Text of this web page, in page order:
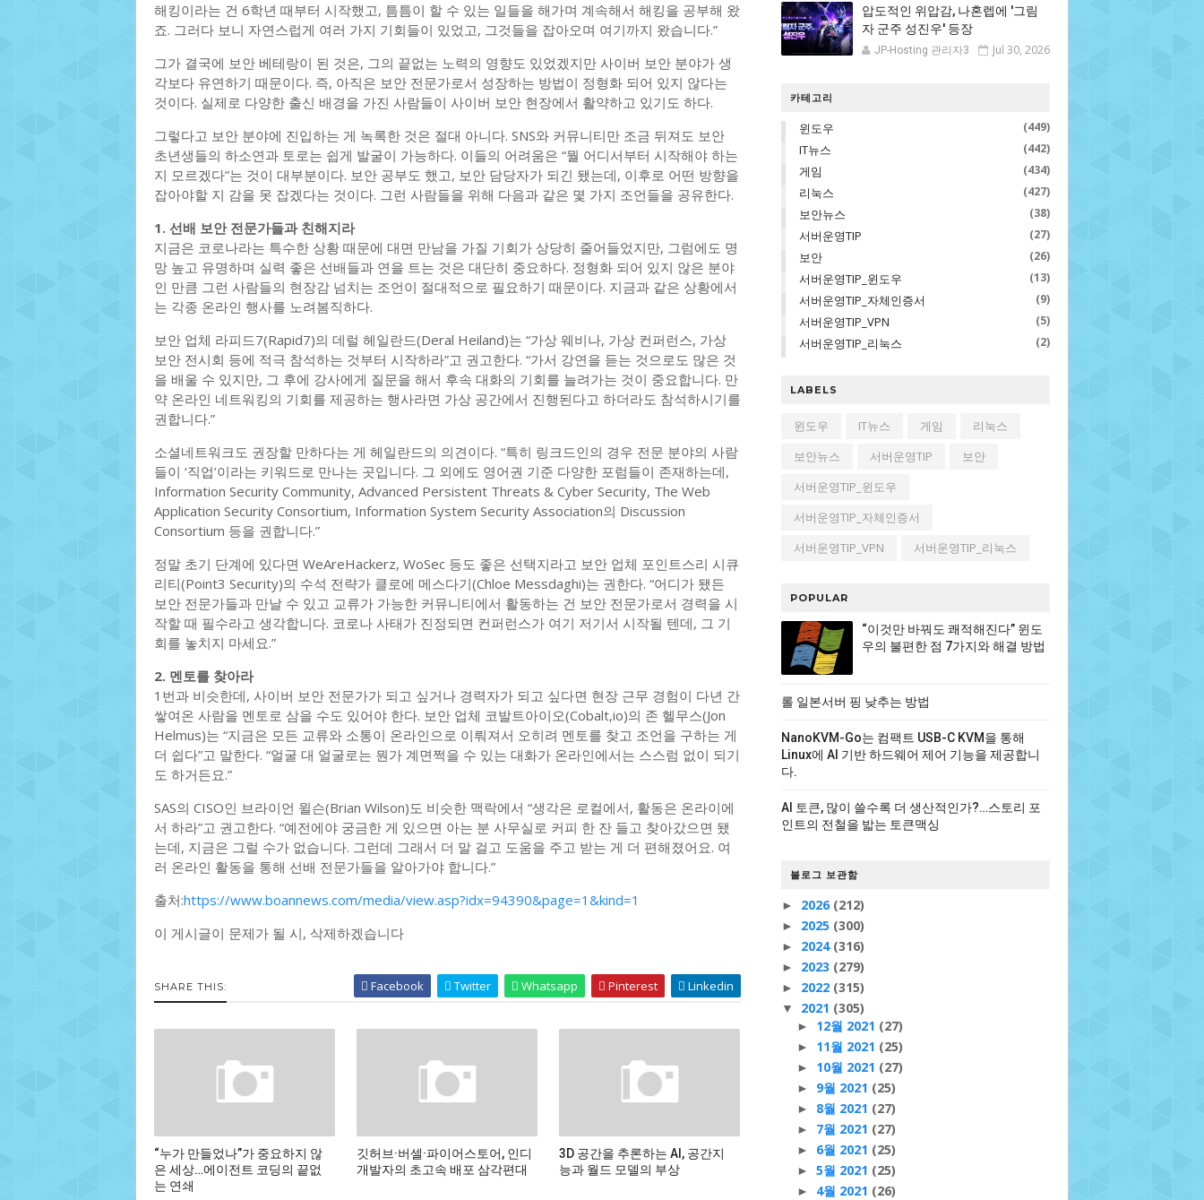
해킹이라는 건 6학년 때부터 시작했고, 틈틈이 할 수 있는 일들을 해가며 계속해서 해킹을 공부해 왔
죠. 그러다 보니 자연스럽게 여러 가지 기회들이 있었고, 그것들을 잡아오며 여기까지 왔습니다.”
그가 결국에 보안 베테랑이 된 것은, 그의 끝없는 노력의 영향도 있었겠지만 사이버 보안 분야가 생
각보다 유연하기 때문이다. 즉, 아직은 보안 전문가로서 성장하는 방법이 정형화 되어 있지 않다는
것이다. 실제로 다양한 출신 배경을 가진 사람들이 사이버 보안 현장에서 활약하고 있기도 하다.
그렇다고 보안 분야에 진입하는 게 녹록한 것은 절대 아니다. SNS와 커뮤니티만 조금 뒤져도 보안
초년생들의 하소연과 토로는 쉽게 발굴이 가능하다. 이들의 어려움은 “뭘 어디서부터 시작해야 하는
지 모르겠다”는 것이 대부분이다. 보안 공부도 했고, 보안 담당자가 되긴 됐는데, 이후로 어떤 방향을
잡아야할 지 감을 못 잡겠다는 것이다. 그런 사람들을 위해 다음과 같은 몇 가지 조언들을 공유한다.
1. 선배 보안 전문가들과 친해지라
지금은 코로나라는 특수한 상황 때문에 대면 만남을 가질 기회가 상당히 줄어들었지만, 그럼에도 명
망 높고 유명하며 실력 좋은 선배들과 연을 트는 것은 대단히 중요하다. 정형화 되어 있지 않은 분야
인 만큼 그런 사람들의 현장감 넘치는 조언이 절대적으로 필요하기 때문이다. 지금과 같은 상황에서
는 각종 온라인 행사를 노려봄직하다.
보안 업체 라피드7(Rapid7)의 데럴 헤일란드(Deral Heiland)는 “가상 웨비나, 가상 컨퍼런스, 가상
보안 전시회 등에 적극 참석하는 것부터 시작하라”고 권고한다. “가서 강연을 듣는 것으로도 많은 것
을 배울 수 있지만, 그 후에 강사에게 질문을 해서 후속 대화의 기회를 늘려가는 것이 중요합니다. 만
약 온라인 네트워킹의 기회를 제공하는 행사라면 가상 공간에서 진행된다고 하더라도 참석하시기를
권합니다.”
소셜네트워크도 권장할 만하다는 게 헤일란드의 의견이다. “특히 링크드인의 경우 전문 분야의 사람
들이 ‘직업’이라는 키워드로 만나는 곳입니다. 그 외에도 영어권 기준 다양한 포럼들이 존재하는데,
Information Security Community, Advanced Persistent Threats & Cyber Security, The Web
Application Security Consortium, Information System Security Association의 Discussion
Consortium 등을 권합니다.”
정말 초기 단계에 있다면 WeAreHackerz, WoSec 등도 좋은 선택지라고 보안 업체 포인트스리 시큐
리티(Point3 Security)의 수석 전략가 클로에 메스다기(Chloe Messdaghi)는 권한다. “어디가 됐든
보안 전문가들과 만날 수 있고 교류가 가능한 커뮤니티에서 활동하는 건 보안 전문가로서 경력을 시
작할 때 필수라고 생각합니다. 코로나 사태가 진정되면 컨퍼런스가 여기 저기서 시작될 텐데, 그 기
회를 놓치지 마세요.”
2. 멘토를 찾아라
1번과 비슷한데, 사이버 보안 전문가가 되고 싶거나 경력자가 되고 싶다면 현장 근무 경험이 다년 간
쌓여온 사람을 멘토로 삼을 수도 있어야 한다. 보안 업체 코발트아이오(Cobalt,io)의 존 헬무스(Jon
Helmus)는 “지금은 모든 교류와 소통이 온라인으로 이뤄져서 오히려 멘토를 찾고 조언을 구하는 게
더 쉽다”고 말한다. “얼굴 대 얼굴로는 뭔가 계면쩍을 수 있는 대화가 온라인에서는 스스럼 없이 되기
도 하거든요.”
SAS의 CISO인 브라이언 윌슨(Brian Wilson)도 비슷한 맥락에서 “생각은 로컬에서, 활동은 온라이에
서 하라”고 권고한다. “예전에야 궁금한 게 있으면 아는 분 사무실로 커피 한 잔 들고 찾아갔으면 됐
는데, 지금은 그럴 수가 없습니다. 그런데 그래서 더 말 걸고 도움을 주고 받는 게 더 편해졌어요. 여
러 온라인 활동을 통해 선배 전문가들을 알아가야 합니다.”
출처:https://www.boannews.com/media/view.asp?idx=94390&page=1&kind=1
이 게시글이 문제가 될 시, 삭제하겠습니다
SHARE THIS: Facebook Twitter Whatsapp Pinterest Linkedin
“누가 만들었나”가 중요하지 않
은 세상…에이전트 코딩의 끝없
는 연쇄
깃허브·버셀·파이어스토어, 인디
개발자의 초고속 배포 삼각편대
3D 공간을 추론하는 AI, 공간지
능과 월드 모델의 부상
압도적인 위압감, 나혼렙에 '그림
자 군주 성진우' 등장
JP-Hosting 관리자3 Jul 30, 2026
카테고리
윈도우 (449)
IT뉴스 (442)
게임 (434)
리눅스 (427)
보안뉴스 (38)
서버운영TIP (27)
보안 (26)
서버운영TIP_윈도우 (13)
서버운영TIP_자체인증서 (9)
서버운영TIP_VPN (5)
서버운영TIP_리눅스 (2)
LABELS
윈도우 IT뉴스 게임
리눅스
보안뉴스
서버운영TIP
보안
서버운영TIP_윈도우
서버운영TIP_자체인증서
서버운영TIP_VPN
서버운영TIP_리눅스
POPULAR
“이것만 바꿔도 쾌적해진다” 윈도
우의 불편한 점 7가지와 해결 방법
롤 일본서버 핑 낮추는 방법
NanoKVM-Go는 컴팩트 USB-C KVM을 통해
Linux에 AI 기반 하드웨어 제어 기능을 제공합니
다.
AI 토큰, 많이 쓸수록 더 생산적인가?…스토리 포
인트의 전철을 밟는 토큰맥싱
블로그 보관함
► 2026 (212)
► 2025 (300)
► 2024 (316)
► 2023 (279)
► 2022 (315)
▼ 2021 (305)
► 12월 2021 (27)
► 11월 2021 (25)
► 10월 2021 (27)
► 9월 2021 (25)
► 8월 2021 (27)
► 7월 2021 (27)
► 6월 2021 (25)
► 5월 2021 (25)
► 4월 2021 (26)